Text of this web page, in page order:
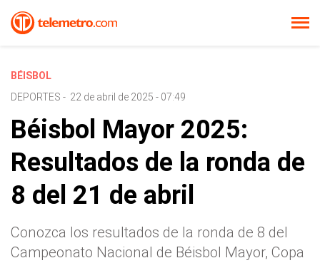
BÉISBOL
DEPORTES - 22 de abril de 2025 - 07:49
Béisbol Mayor 2025:
Resultados de la ronda de
8 del 21 de abril
Conozca los resultados de la ronda de 8 del
Campeonato Nacional de Béisbol Mayor, Copa